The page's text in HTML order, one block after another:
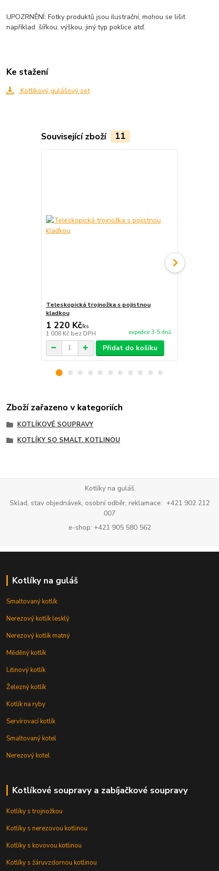
UPOZRNĚNÍ: Fotky produktů jsou ilustrační, mohou se lišit
například. šířkou, výškou, jiný typ poklice atď.
Ke stažení
Kotlíkový gulášový set
Související zboží 11
Teleskopická trojnožka s pojistnou
kladkou
1 220 Kč/ks
1 008 Kč bez DPH expedice 3-5 dnů
Přidat do košíku
Zboží zařazeno v kategoriích
KOTLÍKOVÉ SOUPRAVY
KOTLÍKY SO SMALT. KOTLINOU
Kotlíky na guláš
Sklad, stav objednávek, osobní odběr, reklamace: +421 902 212
007
e-shop: +421 905 580 562
Kotlíky na guláš
Smaltovaný kotlík
Nerezový kotlík lesklý
Nerezový kotlík matný
Měděný kotlík
Litinový kotlík
Železný kotlík
Kotlík na ryby
Servírovací kotlík
Smaltovaný kotel
Nerezový kotel
Kotlíkové soupravy a zabíjačkové soupravy
Kotlíky s trojnožkou
Kotlíky s nerezovou kotlinou
Kotlíky s kovovou kotlinou
Kotlíky s žáruvzdornou kotlinou